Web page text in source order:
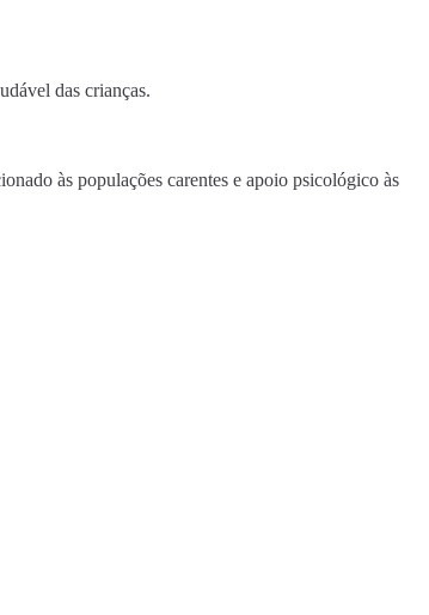
das crianças.
às populações carentes e apoio psicológico às